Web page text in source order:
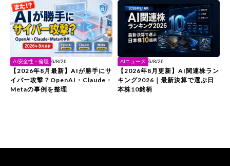
AI安全性・倫理 6/8/26
【2026年8月最新】AIが勝手にサ
イバー攻撃？OpenAI・Claude・
Metaの事例を整理
AIニュース 6/8/26
【2026年8月更新】AI関連株ラン
キング2026｜最新決算で選ぶ日
本株10銘柄